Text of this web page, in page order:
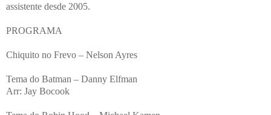
assistente desde 2005.
PROGRAMA
Chiquito no Frevo – Nelson Ayres
Tema do Batman – Danny Elfman
Arr: Jay Bocook